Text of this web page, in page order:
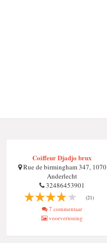
Coiffeur Djadjo brux
Rue de birmingham 347, 1070
Anderlecht
32486453901
(21)
7 commentaar
voorvertoning